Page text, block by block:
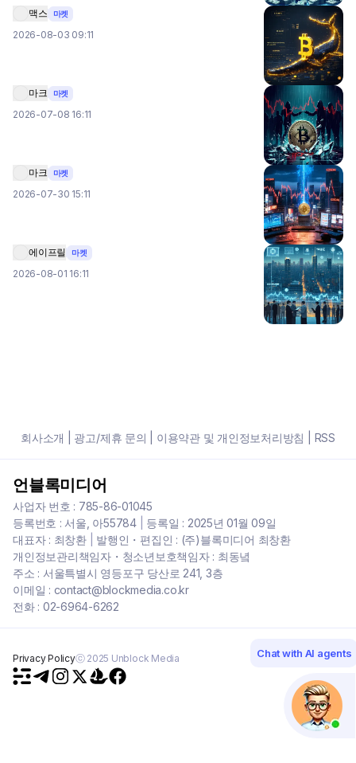
맥스 마켓
2026-08-03 09:11
마크 마켓
2026-07-08 16:11
마크 마켓
2026-07-30 15:11
에이프릴 마켓
2026-08-01 16:11
회사소개 광고/제휴 문의 이용약관 및 개인정보처리방침 RSS
언블록미디어
사업자 번호 : 785-86-01045
등록번호 : 서울, 아55784| 등록일 : 2025년 01월 09일
대표자 : 최창환| 발행인・편집인 : (주)블록미디어 최창환
개인정보관리책임자・청소년보호책임자 : 최동녘
주소 : 서울특별시 영등포구 당산로 241, 3층
이메일 : contact@blockmedia.co.kr
전화 : 02-6964-6262
Privacy Policyⓒ 2025 Unblock Media Chat with AI agents